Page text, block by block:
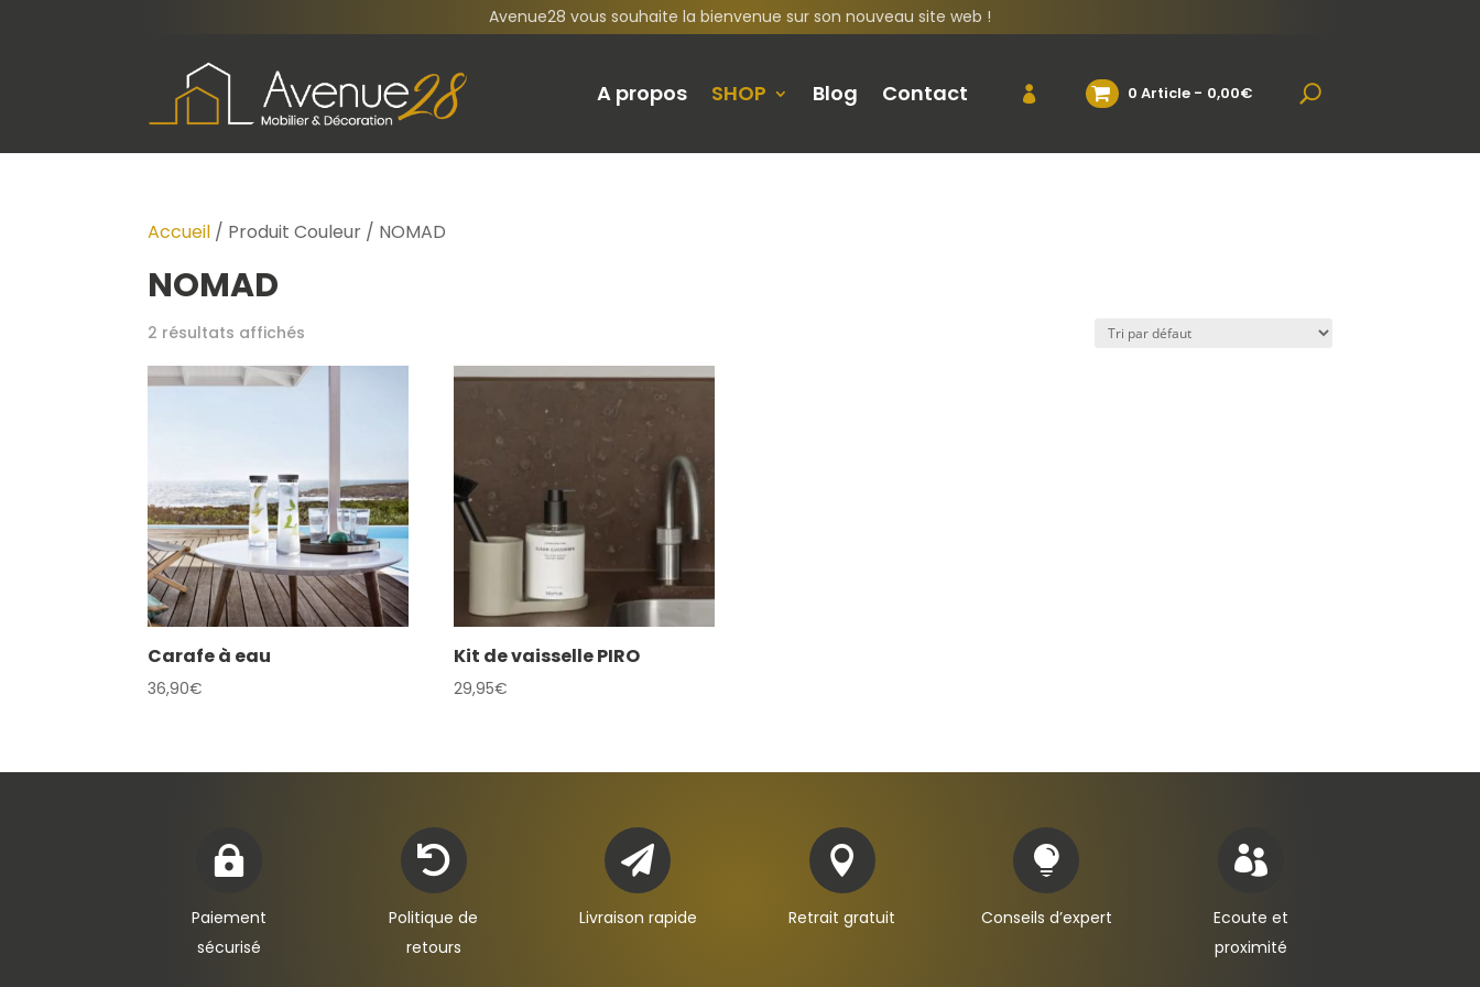
Avenue28 vous souhaite la bienvenue sur son nouveau site web !
A propos SHOP Blog Contact 0 Article 0,00€
Accueil / Produit Couleur / NOMAD
NOMAD
2 résultats affichés
Carafe à eau
36,90€
Kit de vaisselle PIRO
29,95€

Paiement
sécurisé

Politique de
retours

Livraison rapide

Retrait gratuit

Conseils d’expert

Ecoute et
proximité